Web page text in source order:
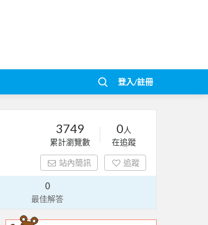
登入/註冊
3749
累計瀏覽數
0人
在追蹤
站內簡訊 追蹤
0
最佳解答